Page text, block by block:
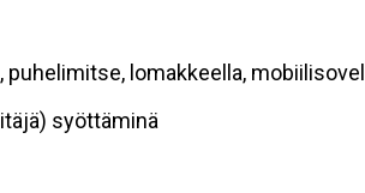
lomakkeella,
syöttäminä